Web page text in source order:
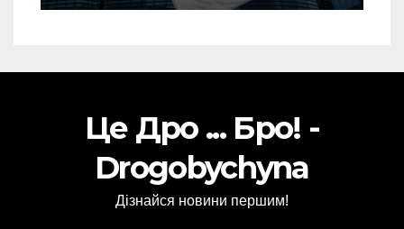
Це Дро ... Бро! -
Drogobychyna
Дізнайся новини першим!